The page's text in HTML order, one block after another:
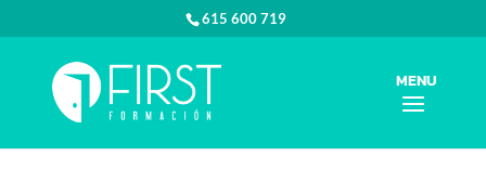
615 600 719